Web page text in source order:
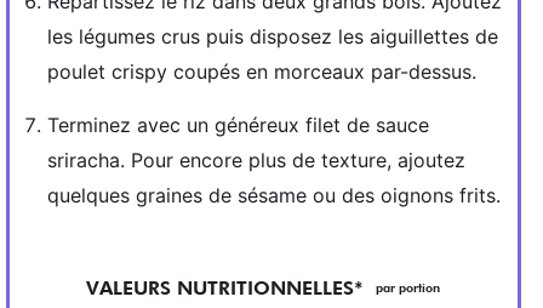
les légumes crus puis disposez les aiguillettes de
poulet crispy coupés en morceaux par-dessus.
Terminez avec un généreux filet de sauce
sriracha. Pour encore plus de texture, ajoutez
quelques graines de sésame ou des oignons frits.
VALEURS NUTRITIONNELLES* par portion